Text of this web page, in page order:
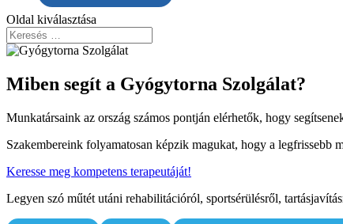
Oldal kiválasztása
Miben segít a Gyógytorna Szolgálat?
Munkatársaink az ország számos pontján elérhetők, hogy
Szakembereink folyamatosan képzik magukat, hogy a legfrissebb
Keresse meg kompetens terapeutáját!
Legyen szó műtét utáni rehabilitációról, sportsérülésről,